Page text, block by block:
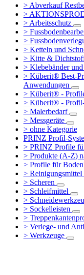
> Abverkauf
>
> Arbeitsschutz
>
>
> Ketteln und
> Kitte &
> Klebebänder
> Küberit® Best-
Anwendungen
> Küberit® -
> Küberit® -
> Malerbedarf
> Messgeräte
> ohne Kategorie
PRINZ Profil-
> PRINZ Profile
> Produkte (A-Z)
> Profile für
> Reinigungsmittel
> Scheren
> Schleifmittel
>
> Sockelleisten
>
> Verlege- und
> Werkzeuge